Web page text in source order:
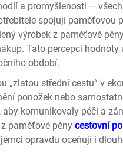
a promyšlenosti —
spojují paměťovou
výrobek z paměťové
Tato percepcí hodnoty
období.
„zlatou střední cestu“ v
ponožek nebo
komunikovaly péči a
paměťové pěny cestovní
opravdu oceňují i